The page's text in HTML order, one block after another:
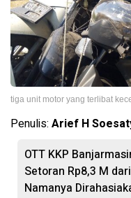
tiga unit motor yang terlibat
Penulis: Arief H
OTT KKP
Setoran Rp8,3 M
Namanya